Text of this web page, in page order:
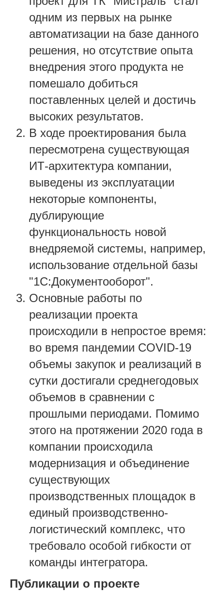
одним из первых на рынке
автоматизации на базе данного
решения, но отсутствие опыта
внедрения этого продукта не
помешало добиться
поставленных целей и достичь
высоких результатов.
В ходе проектирования была
пересмотрена существующая
ИТ-архитектура компании,
выведены из эксплуатации
некоторые компоненты,
дублирующие
функциональность новой
внедряемой системы, например,
использование отдельной базы
"1С:Документооборот".
Основные работы по
реализации проекта
происходили в непростое время:
во время пандемии COVID-19
объемы закупок и реализаций в
сутки достигали среднегодовых
объемов в сравнении с
прошлыми периодами. Помимо
этого на протяжении 2020 года в
компании происходила
модернизация и объединение
существующих
производственных площадок в
единый производственно-
логистический комплекс, что
требовало особой гибкости от
команды интегратора.
Публикации о проекте